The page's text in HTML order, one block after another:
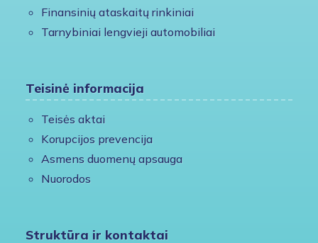
Finansinių ataskaitų rinkiniai
Tarnybiniai lengvieji automobiliai
Teisinė informacija
Teisės aktai
Korupcijos prevencija
Asmens duomenų apsauga
Nuorodos
Struktūra ir kontaktai